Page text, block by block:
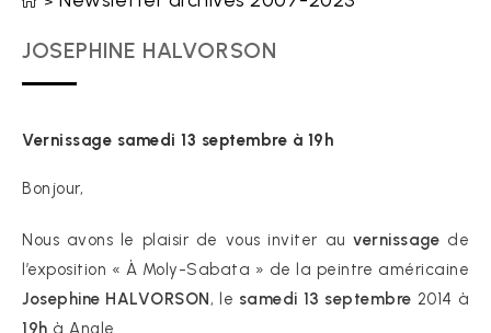
JOSEPHINE HALVORSON
Vernissage samedi 13 septembre à 19h
Bonjour,
Nous avons le plaisir de vous inviter auvernissage de
l’exposition « À Moly-Sabata » de la peintre américaine
Josephine HALVORSON, le samedi 13 septembre 2014 à
19h à Angle.